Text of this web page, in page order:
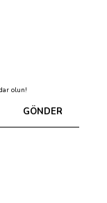
olun!
GÖNDER